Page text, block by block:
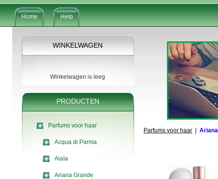
Home Help
WINKELWAGEN
Winkelwagen is leeg
PRODUCTEN
Parfums voor haar
Acqua di Parma
Alaïa
Ariana Grande
Parfums voor haar